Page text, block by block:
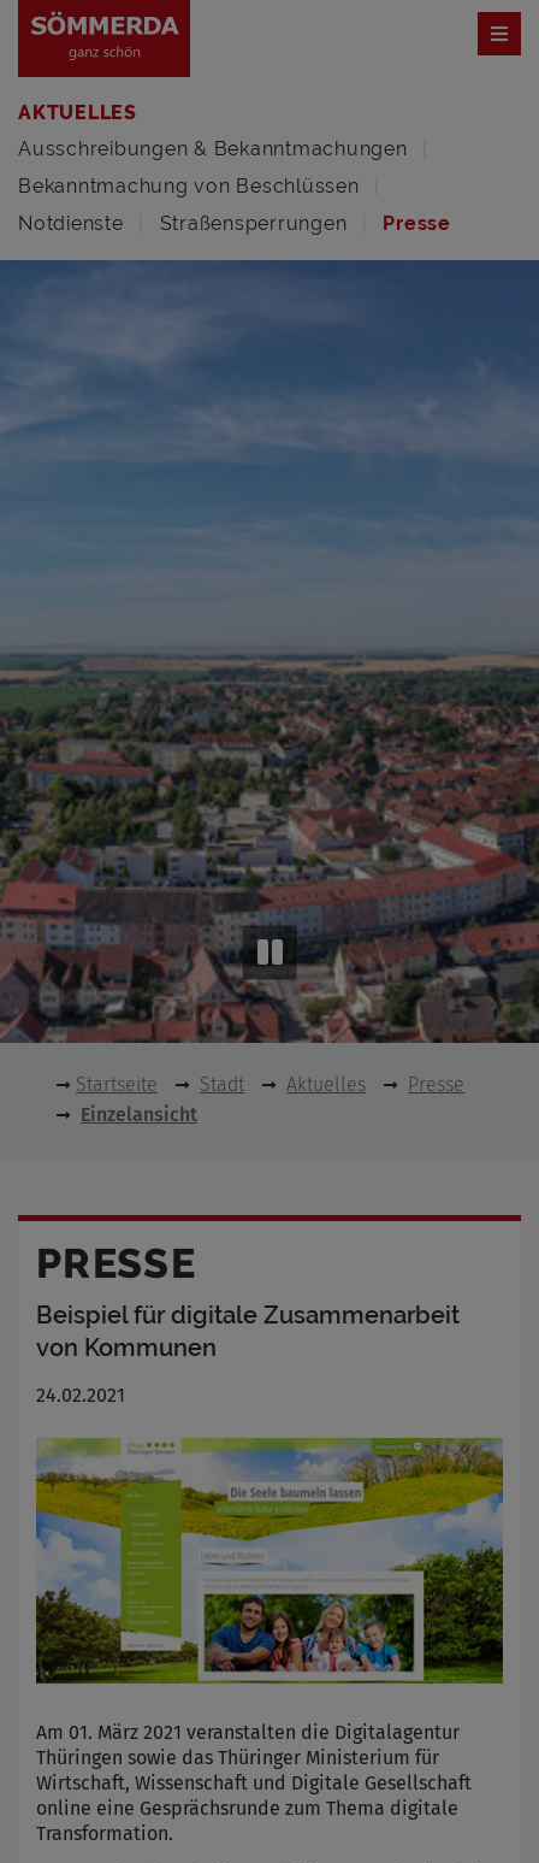
AKTUELLES
Ausschreibungen & Bekanntmachungen
Bekanntmachung von Beschlüssen
Notdienste
Straßensperrungen Presse
Startseite Stadt Aktuelles
Presse
Einzelansicht
PRESSE
Beispiel für digitale Zusammenarbeit
von Kommunen
24.02.2021
Am 01. März 2021 veranstalten die Digitalagentur
Thüringen sowie das Thüringer Ministerium für
Wirtschaft, Wissenschaft und Digitale Gesellschaft
online eine Gesprächsrunde zum Thema digitale
Transformation.